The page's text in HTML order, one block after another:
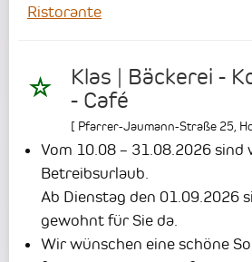
Ristorante
Klas | Bäckerei -
- Café
[ Pfarrer-Jaumann-Straße 25,
Vom 10.08 – 31.08.2026 sind
Betreibsurlaub.
Ab Dienstag den 01.09.2026
gewohnt für Sie da.
Wir wünschen eine schöne